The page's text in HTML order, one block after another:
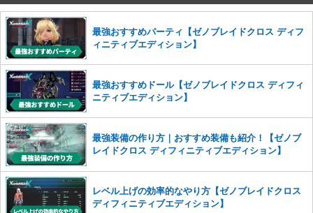
せていただきます。ご了承ください。
※一度削除したコメントは復元ができませんのでご注意くだ
さい。
また、過度な利用規約の違反や、弊社に損害の及ぶ内容の書き込みがあ
った場合は、法的措置をとらせていただく場合もございますので、あら
かじめご理解くださいませ。
最強おすすめパーティ【ゼノブレイドクロス ディフ
ィニティブエディション】
最強おすすめドール【ゼノブレイドクロス ディフィ
ニティブエディション】
最強装備の作り方｜おすすめ装備も紹介！【ゼノブ
レイドクロス ディフィニティブエディション】
レベル上げの効率的なやり方【ゼノブレイドクロス
ディフィニティブエディション】